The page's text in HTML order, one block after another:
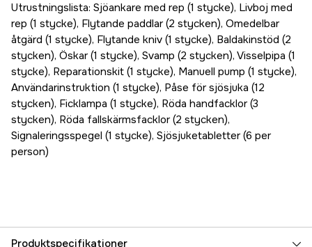
Utrustningslista: Sjöankare med rep (1 stycke), Livboj med
rep (1 stycke), Flytande paddlar (2 stycken), Omedelbar
åtgärd (1 stycke), Flytande kniv (1 stycke), Baldakinstöd (2
stycken), Öskar (1 stycke), Svamp (2 stycken), Visselpipa (1
stycke), Reparationskit (1 stycke), Manuell pump (1 stycke),
Användarinstruktion (1 stycke), Påse för sjösjuka (12
stycken), Ficklampa (1 stycke), Röda handfacklor (3
stycken), Röda fallskärmsfacklor (2 stycken),
Signaleringsspegel (1 stycke), Sjösjuketabletter (6 per
person)
Produktspecifikationer